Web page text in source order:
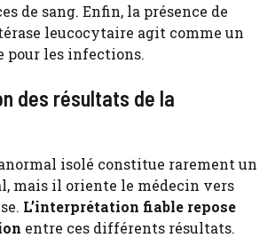
de sang. Enfin, la présence de
leucocytaire agit comme un
pour les infections.
des résultats de la
isolé constitue rarement un
mais il oriente le médecin vers
L’interprétation fiable repose
entre ces différents résultats.